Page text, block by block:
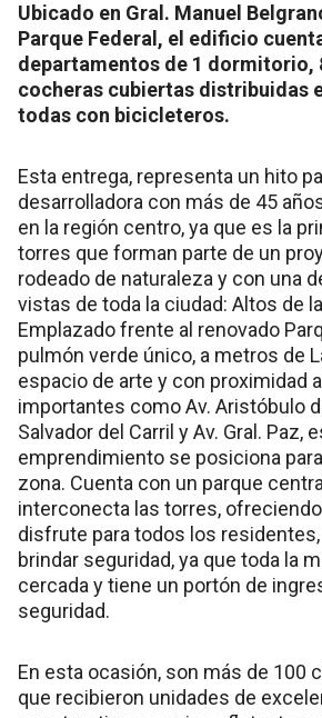
Ubicado en Gral. Manuel
Parque Federal, el edificio
departamentos de 1 dormitorio,
cocheras cubiertas distribuidas
todas con bicicleteros.
Esta entrega, representa un hito
desarrolladora con más de 45
en la región centro, ya que es la
torres que forman parte de un
rodeado de naturaleza y con una
vistas de toda la ciudad: Altos de
Emplazado frente al renovado
pulmón verde único, a metros de
espacio de arte y con proximidad
importantes como Av. Aristóbulo
Salvador del Carril y Av. Gral. Paz,
emprendimiento se posiciona
zona. Cuenta con un parque
interconecta las torres,
disfrute para todos los
brindar seguridad, ya que toda la
cercada y tiene un portón de
seguridad.
En esta ocasión, son más de 100
que recibieron unidades de